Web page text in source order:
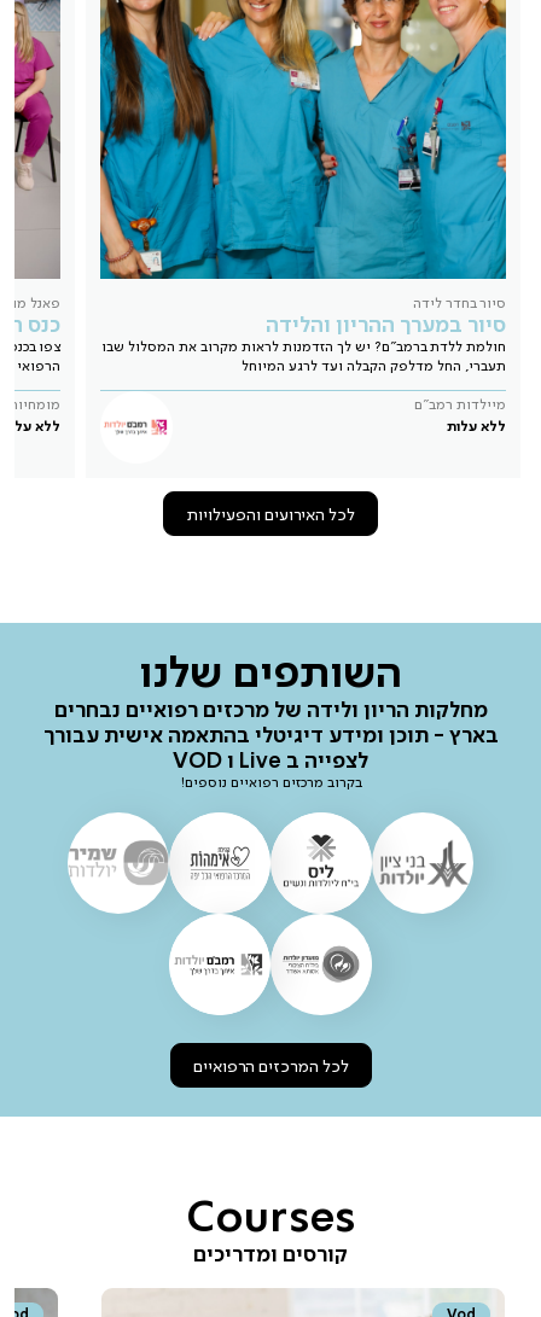
סיור בחדר לידה
סיור במערך ההריון והלידה
חולמת ללדת ברמב"ם? יש לך הזדמנות לראות מקרוב את המסלול שבו
תעברי, החל מדלפק הקבלה ועד לרגע המיוחל
מיילדות רמב"ם
ללא עלות
פאנל
כנס
הרפואי
מומחיות
ללא עלות
לכל האירועים והפעילויות
השותפים שלנו
מחלקות הריון ולידה של מרכזים רפואיים נבחרים
בארץ - תוכן ומידע דיגיטלי בהתאמה אישית עבורך
לצפייה ב Live ו VOD
בקרוב מרכזים רפואיים נוספים!
לכל המרכזים הרפואיים
Courses
קורסים ומדריכים